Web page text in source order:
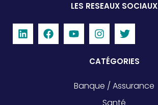
LES RESEAUX SOCIAUX
CATÉGORIES
Banque / Assurance